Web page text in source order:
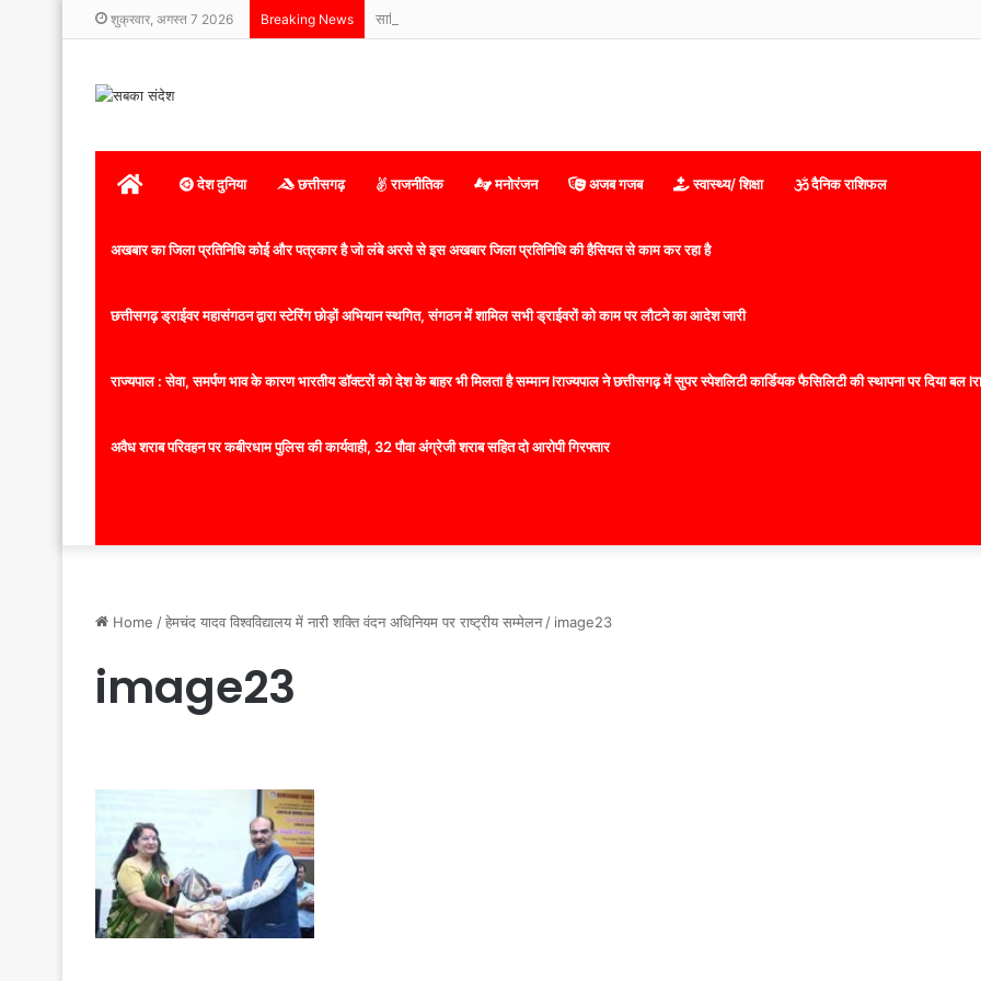
शुक्रवार, अगस्त 7 2026 Breaking News सावित्रीपुर स्कूल में मारवाड़ी युवा मंच सांकरा का ‘शिक्षा साथी अभियान’: क्विज और पौधारोपण से बच्चों में बढ़ा उत्साह
होम देश दुनिया छत्तीसगढ़ राजनीतिक मनोरंजन अजब गजब स्वास्थ्य/ शिक्षा दैनिक राशिफल
अखबार का जिला प्रतिनिधि कोई और पत्रकार है जो लंबे अरसे से इस अखबार जिला प्रतिनिधि की हैसियत से काम कर रहा है
छत्तीसगढ़ ड्राईवर महासंगठन द्वारा स्टेरिंग छोड़ों अभियान स्थगित, संगठन में शामिल सभी ड्राईवरों को काम पर लौटने का आदेश जारी
राज्यपाल : सेवा, समर्पण भाव के कारण भारतीय डॉक्टरों को देश के बाहर भी मिलता है सम्मान lराज्यपाल ने छत्तीसगढ़ में सुपर स्पेशलिटी कार्डियक फैसिलिटी की स्थापना पर दिया
अवैध शराब परिवहन पर कबीरधाम पुलिस की कार्यवाही, 32 पौवा अंग्रेजी शराब सहित दो आरोपी गिरफ्तार
Home /हेमचंद यादव विश्वविद्यालय में नारी शक्ति वंदन अधिनियम पर राष्ट्रीय सम्मेलन / image23
image23